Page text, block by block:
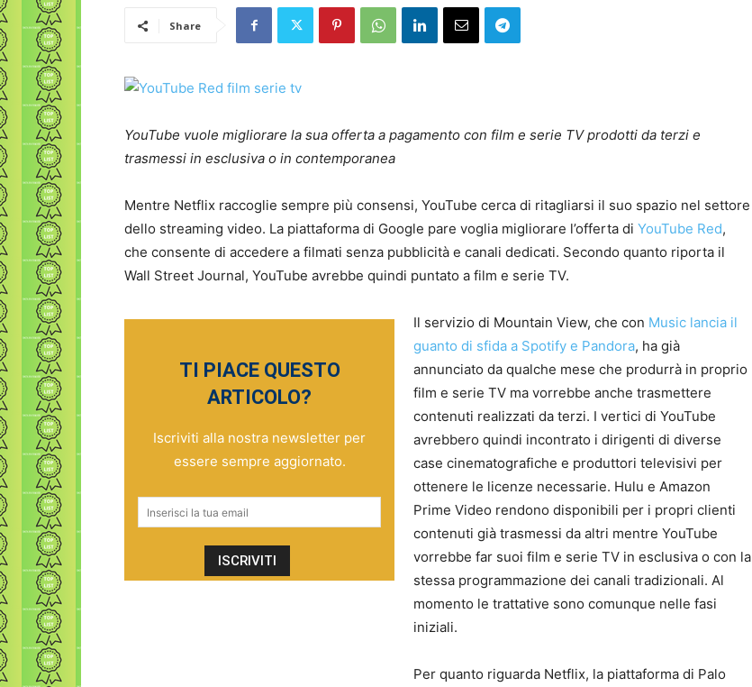
Share
YouTube vuole migliorare la sua offerta a pagamento con film e serie TV prodotti da terzi e
trasmessi in esclusiva o in contemporanea
Mentre Netflix raccoglie sempre più consensi, YouTube cerca di ritagliarsi il suo spazio nel settore
dello streaming video. La piattaforma di Google pare voglia migliorare l’offerta di YouTube Red,
che consente di accedere a filmati senza pubblicità e canali dedicati. Secondo quanto riporta il
Wall Street Journal, YouTube avrebbe quindi puntato a film e serie TV.
TI PIACE QUESTO
ARTICOLO?
Iscriviti alla nostra newsletter per
essere sempre aggiornato.
Il servizio di Mountain View, che con Music lancia il
guanto di sfida a Spotify e Pandora, ha già
annunciato da qualche mese che produrrà in proprio
film e serie TV ma vorrebbe anche trasmettere
contenuti realizzati da terzi. I vertici di YouTube
avrebbero quindi incontrato i dirigenti di diverse
case cinematografiche e produttori televisivi per
ottenere le licenze necessarie. Hulu e Amazon
Prime Video rendono disponibili per i propri clienti
contenuti già trasmessi da altri mentre YouTube
vorrebbe far suoi film e serie TV in esclusiva o con la
stessa programmazione dei canali tradizionali. Al
momento le trattative sono comunque nelle fasi
iniziali.
Per quanto riguarda Netflix, la piattaforma di Palo